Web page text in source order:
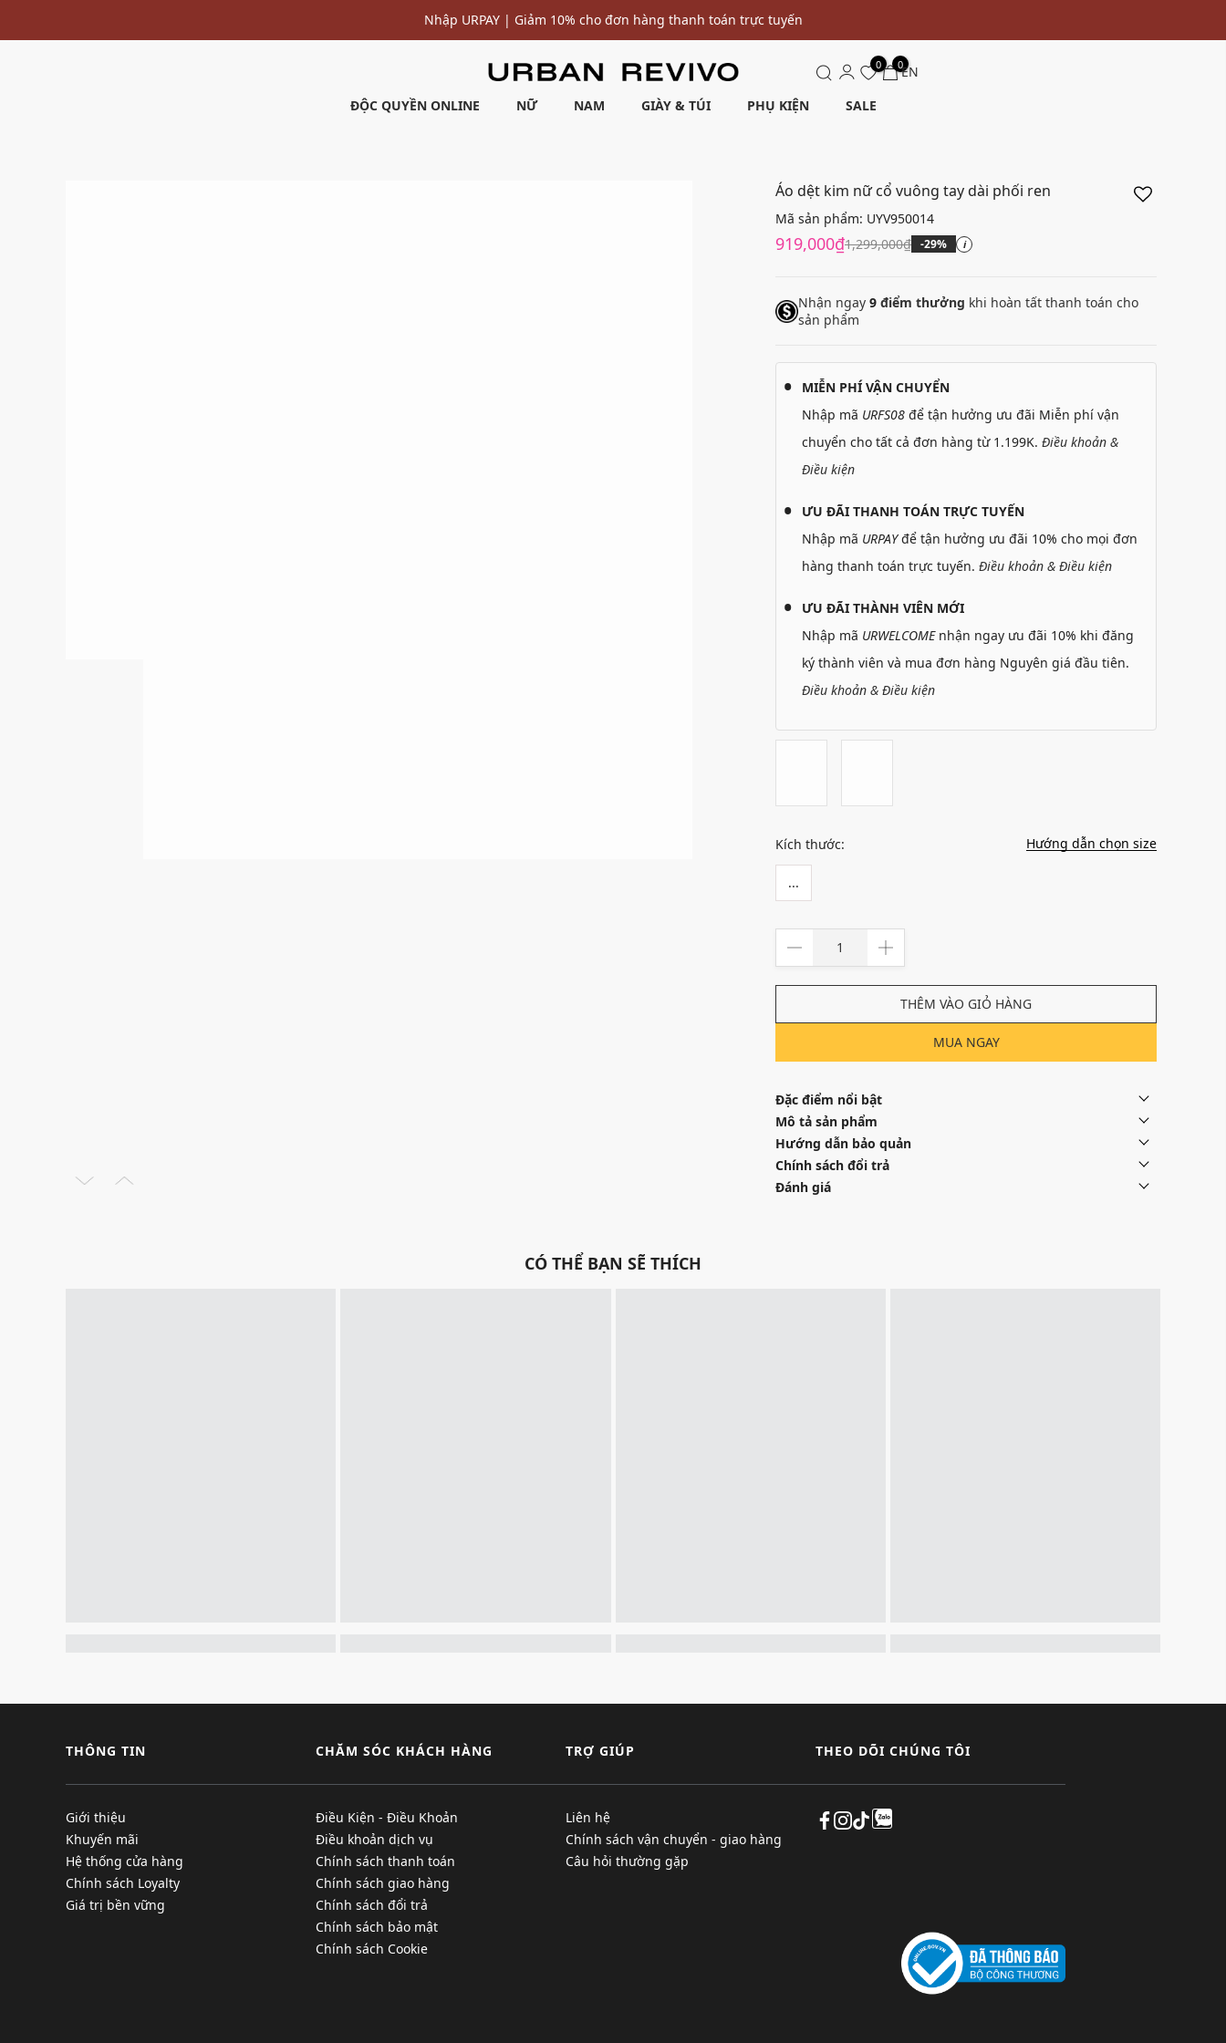
Nhập URPAY | Giảm 10% cho đơn hàng thanh toán trực tuyến
ĐỘC QUYỀN ONLINE NỮ NAM GIÀY & TÚI PHỤ KIỆN SALE
0 0EN
Áo dệt kim nữ cổ vuông tay dài phối ren
Mã sản phẩm: UYV950014
919,000₫1,299,000₫ -29% i
Nhận ngay 9 điểm thưởng khi hoàn tất thanh toán cho
sản phẩm
MIỄN PHÍ VẬN CHUYỂN
Nhập mã URFS08 để tận hưởng ưu đãi Miễn phí vận
chuyển cho tất cả đơn hàng từ 1.199K. Điều khoản &
Điều kiện
ƯU ĐÃI THANH TOÁN TRỰC TUYẾN
Nhập mã URPAYđể tận hưởng ưu đãi 10% cho mọi đơn
hàng thanh toán trực tuyến. Điều khoản & Điều kiện
ƯU ĐÃI THÀNH VIÊN MỚI
Nhập mã URWELCOMEnhận ngay ưu đãi 10% khi đăng
ký thành viên và mua đơn hàng Nguyên giá đầu tiên.
Điều khoản & Điều kiện
Kích thước: Hướng dẫn chọn size
...
THÊM VÀO GIỎ HÀNG
MUA NGAY
Đặc điểm nổi bật
Mô tả sản phẩm
Hướng dẫn bảo quản
Chính sách đổi trả
Đánh giá
CÓ THỂ BẠN SẼ THÍCH
THÔNG TIN
Giới thiệu
Khuyến mãi
Hệ thống cửa hàng
Chính sách Loyalty
Giá trị bền vững
CHĂM SÓC KHÁCH HÀNG
Điều Kiện - Điều Khoản
Điều khoản dịch vụ
Chính sách thanh toán
Chính sách giao hàng
Chính sách đổi trả
Chính sách bảo mật
Chính sách Cookie
TRỢ GIÚP
Liên hệ
Chính sách vận chuyển - giao hàng
Câu hỏi thường gặp
THEO DÕI CHÚNG TÔI